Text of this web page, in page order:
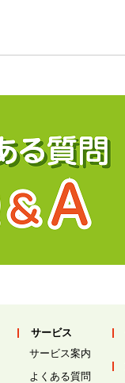
サービス
サービス案内
よくある質問